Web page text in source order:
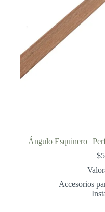
Ángulo Esquinero |
$
Accesorios